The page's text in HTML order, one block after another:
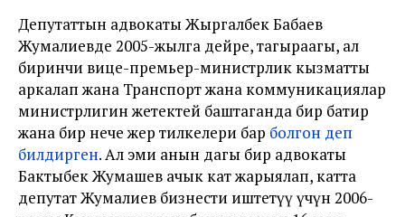
Депутаттын адвокаты Жыргалбек Бабаев
Жумалиевде 2005-жылга дейре, тагыраагы, ал
биринчи вице-премьер-министрлик кызматты
аркалап жана Транспорт жана коммуникациялар
министрлигин жетектей баштаганда бир батир
жана бир нече жер тилкелери бар болгон деп
билдирген. Ал эми анын дагы бир адвокаты
Бактыбек Жумашев ачык кат жарыялап, катта
депутат Жумалиев бизнести иштетүү үчүн 2006-